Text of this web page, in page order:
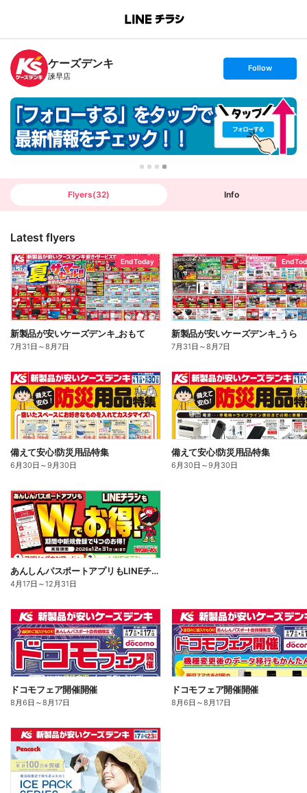
B
n
c
h
T
ケーズデンキ
諫早店
s
t
o
l
l
o
w
Follow
Flyers(32) Info
Latest flyers
End Today
新製品が安いケーズデンキ_おもて
7月31日 ～8月7日
End
新製品が安いケーズデンキ_うら
7月31日 ～8月7日
備えて安心!防災用品特集
6月30日 ～9月30日
備えて安心!防災用品特集
6月30日 ～9月30日
あんしんパスポートアプリもLINEチラシもWでお得!
4月17日 ～12月31日
ドコモフェア開催開催
8月6日 ～8月17日
ドコモフェア開催開催
8月6日 ～8月17日